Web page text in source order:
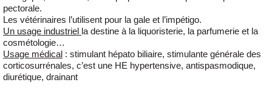
pectorale.
Les vétérinaires l’utilisent pour la gale et l’impétigo.
Un usage industriel la destine à la liquoristerie, la parfumerie et la
cosmétologie…
Usage médical : stimulant hépato biliaire, stimulante générale des
corticosurrénales, c’est une HE hypertensive, antispasmodique,
diurétique, drainant